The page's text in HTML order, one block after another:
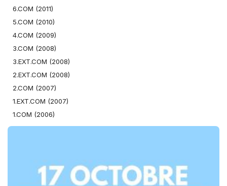
6.COM (2011)
5.COM (2010)
4.COM (2009)
3.COM (2008)
3.EXT.COM (2008)
2.EXT.COM (2008)
2.COM (2007)
1.EXT.COM (2007)
1.COM (2006)